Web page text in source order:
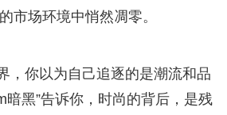
市场环境中悄然凋零。
，你以为自己追逐的是潮流和品
暗黑”告诉你，时尚的背后，是残